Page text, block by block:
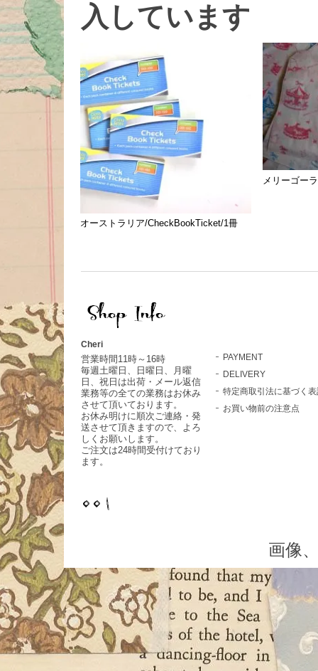
入しています
オーストラリア/CheckBookTicket/1冊
メリーゴー
Cheri
営業時間11時～16時
毎週土曜日、日曜日、月曜
日、祝日は出荷・メール返信
業務等の全ての業務はお休み
させて頂いております。
お休み明けに順次ご連絡・発
送させて頂きますので、よろ
しくお願いします。
ご注文は24時間受付けており
ます。
PAYMENT
DELIVERY
特定商取引法に基づく
お買い物前の注意点
画像